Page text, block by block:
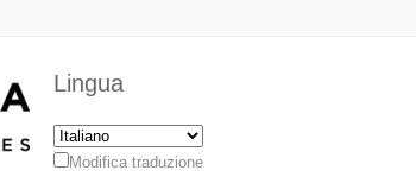
Lingua
Modifica traduzione